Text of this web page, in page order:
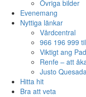
Övriga bilder
Evenemang
Nyttiga länkar
Vårdcentral
966 196 999
Viktigt ang
Renfe – att
Justo
Hitta hit
Bra att veta